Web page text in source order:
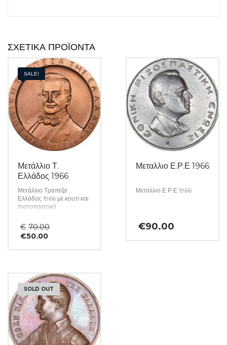
ΣΧΕΤΙΚΆ ΠΡΟΪΌΝΤΑ
SALE!
Μετάλλιο Τ.
Ελλάδος 1966
Μετάλλιο Τράπεζα
Ελλάδος 1966 με κουτί και
πιστοποιητικό
€ 70.00
€50.00
€50.00.
Μεταλλιο Ε.Ρ.Ε 1966
Μετάλλιο Ε.Ρ.Ε 1966
€90.00
SOLD OUT